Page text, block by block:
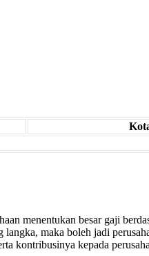
menentukan besar gaji
maka boleh jadi
kontribusinya kepada